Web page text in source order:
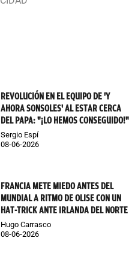
REVOLUCIÓN EN EL EQUIPO DE 'Y
AHORA SONSOLES' AL ESTAR CERCA
DEL PAPA: "¡LO HEMOS CONSEGUIDO!"
Sergio Espí
08-06-2026
FRANCIA METE MIEDO ANTES DEL
MUNDIAL A RITMO DE OLISE CON UN
HAT-TRICK ANTE IRLANDA DEL NORTE
Hugo Carrasco
08-06-2026